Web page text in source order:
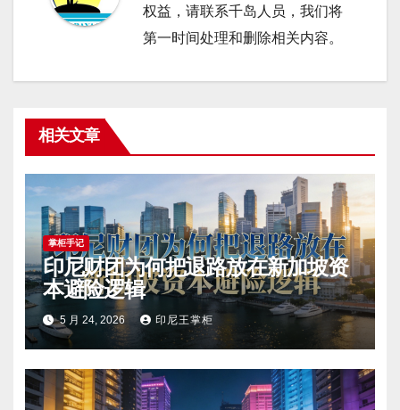
权益，请联系千岛人员，我们将
第一时间处理和删除相关内容。
相关文章
掌柜手记
印尼财团为何把退路放在新加坡资
本避险逻辑
5 月 24, 2026 印尼王掌柜